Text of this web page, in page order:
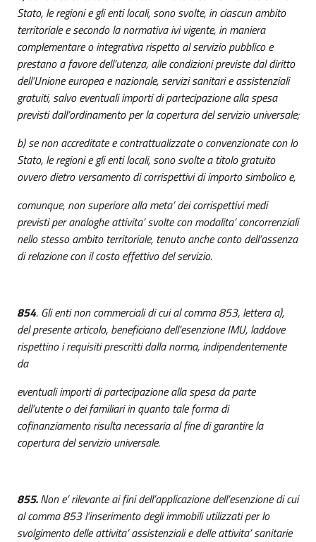
Stato, le regioni e gli enti locali, sono svolte, in ciascun ambito
territoriale e secondo la normativa ivi vigente, in maniera
complementare o integrativa rispetto al servizio pubblico e
prestano a favore dell’utenza, alle condizioni previste dal diritto
dell’Unione europea e nazionale, servizi sanitari e assistenziali
gratuiti, salvo eventuali importi di partecipazione alla spesa
previsti dall’ordinamento per la copertura del servizio universale;
b) se non accreditate e contrattualizzate o convenzionate con lo
Stato, le regioni e gli enti locali, sono svolte a titolo gratuito
ovvero dietro versamento di corrispettivi di importo simbolico e,
comunque, non superiore alla meta’ dei corrispettivi medi
previsti per analoghe attivita’ svolte con modalita’ concorrenziali
nello stesso ambito territoriale, tenuto anche conto dell’assenza
di relazione con il costo effettivo del servizio.
854. Gli enti non commerciali di cui al comma 853, lettera a),
del presente articolo, beneficiano dell’esenzione IMU, laddove
rispettino i requisiti prescritti dalla norma, indipendentemente
da
eventuali importi di partecipazione alla spesa da parte
dell’utente o dei familiari in quanto tale forma di
cofinanziamento risulta necessaria al fine di garantire la
copertura del servizio universale.
855.Non e’ rilevante ai fini dell’applicazione dell’esenzione di cui
al comma 853 l’inserimento degli immobili utilizzati per lo
svolgimento delle attivita’ assistenziali e delle attivita’ sanitarie